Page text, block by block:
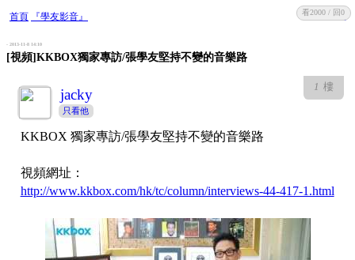
首頁 『學友影音』 收藏 回復
- 2013-11-8 14:10
[視頻]KKBOX獨家專訪/張學友堅持不變的音樂路
看2000 / 回0
1 樓
jacky
只看他
KKBOX 獨家專訪/張學友堅持不變的音樂路
視頻網址：
http://www.kkbox.com/hk/tc/column/interviews-44-417-1.html